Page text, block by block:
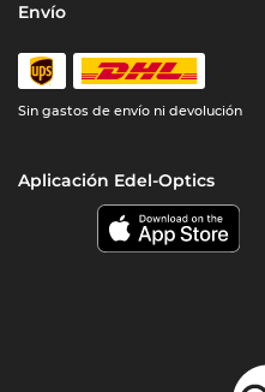
Envío
Sin gastos de envío ni devolución
Aplicación Edel-Optics